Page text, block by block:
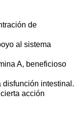
de
al sistema
A, beneficioso
disfunción intestinal.
acción